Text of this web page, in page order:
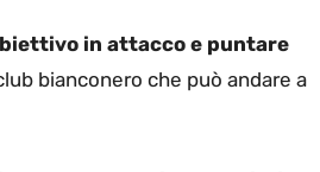
in attacco e puntare
bianconero che può andare a